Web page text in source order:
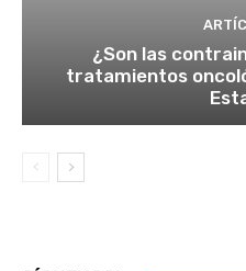
¿Son las
tratamientos